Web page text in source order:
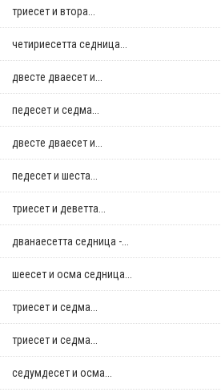
триесет и втора...
четириесетта седница...
двестe дваесет и...
педесет и седма...
двестe дваесет и...
педесет и шеста...
триесет и деветта...
дванаесетта седница -...
шеесет и осма седница...
триесет и седма...
триесет и седма...
седумдесет и осма...